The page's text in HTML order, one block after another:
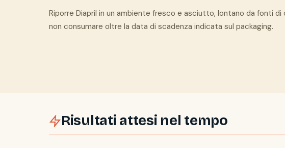
Riporre Diapril in un ambiente fresco e asciutto, lontano da fonti
non consumare oltre la data di scadenza indicata sul packaging.
Risultati attesi nel tempo